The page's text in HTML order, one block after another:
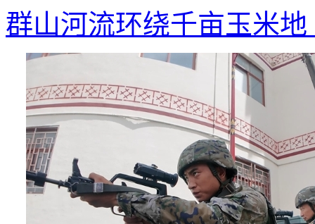
群山河流环绕千亩玉米地